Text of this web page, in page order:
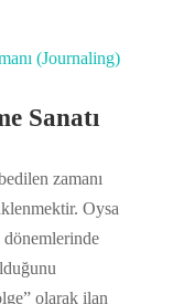
(Journaling)
Sanatı
zamanı
Oysa
dönemlerinde
olarak ilan